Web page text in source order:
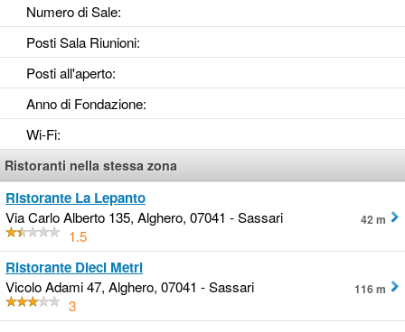
Numero di Sale:
Posti Sala Riunioni:
Posti all'aperto:
Anno di Fondazione:
Wi-Fi:
Ristoranti nella stessa zona
Ristorante La Lepanto
Via Carlo Alberto 135, Alghero, 07041 - Sassari
1.5
42 m
Ristorante Dieci Metri
Vicolo Adami 47, Alghero, 07041 - Sassari
3
116 m